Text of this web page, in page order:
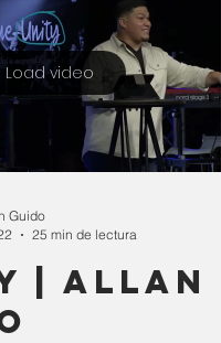
Load video
Guido
25 min de lectura
| Allan